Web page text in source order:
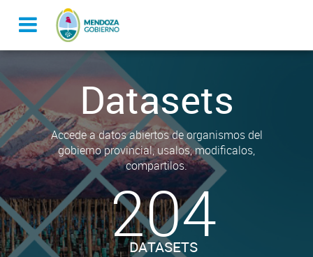
Datasets
Accede a datos abiertos de organismos del
gobierno provincial, usalos, modificalos,
compartilos.
204
DATASETS